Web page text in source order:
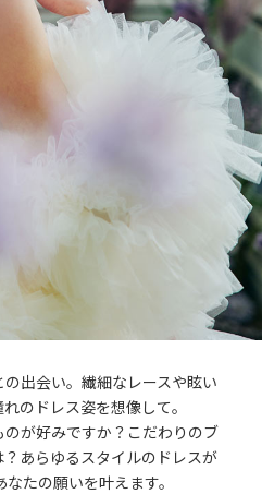
出会い。繊細なレースや眩い
のドレス姿を想像して。
が好みですか？こだわりのブ
あらゆるスタイルのドレスが
たの願いを叶えます。